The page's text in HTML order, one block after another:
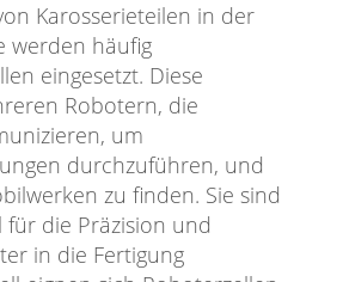
Karosserieteilen in der
werden häufig
eingesetzt. Diese
Robotern, die
um
durchzuführen, und
zu finden. Sie sind
für die Präzision und
in die Fertigung